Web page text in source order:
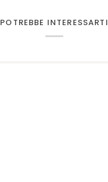
POTREBBE INTERESSARTI